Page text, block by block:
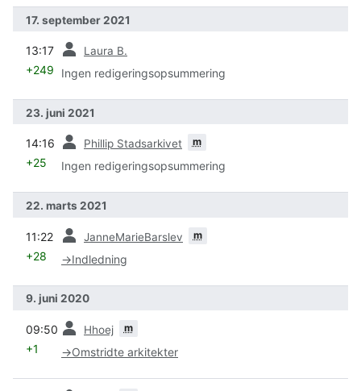
17. september 2021
13:17 Laura B.
+249 Ingen redigeringsopsummering
23. juni 2021
14:16 Phillip Stadsarkivet m
+25 Ingen redigeringsopsummering
22. marts 2021
11:22 JanneMarieBarslev m
+28 →Indledning
9. juni 2020
09:50 Hhoej m
+1 →Omstridte arkitekter